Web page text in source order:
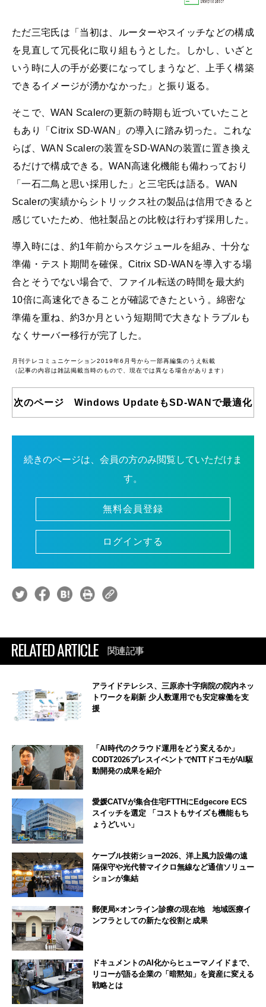
ただ三宅氏は「当初は、ルーターやスイッチなどの構成
を見直して冗長化に取り組もうとした。しかし、いざと
いう時に人の手が必要になってしまうなど、上手く構築
できるイメージが湧かなかった」と振り返る。
そこで、WAN Scalerの更新の時期も近づいていたこと
もあり「Citrix SD-WAN」の導入に踏み切った。これな
らば、WAN Scalerの装置をSD-WANの装置に置き換え
るだけで構成できる。WAN高速化機能も備わっており
「一石二鳥と思い採用した」と三宅氏は語る。WAN
Scalerの実績からシトリックス社の製品は信用できると
感じていたため、他社製品との比較は行わず採用した。
導入時には、約1年前からスケジュールを組み、十分な
準備・テスト期間を確保。Citrix SD-WANを導入する場
合とそうでない場合で、ファイル転送の時間を最大約
10倍に高速化できることが確認できたという。綿密な
準備を重ね、約3か月という短期間で大きなトラブルも
なくサーバー移行が完了した。
月刊テレコミュニケーション2019年6月号から一部再編集のうえ転載
（記事の内容は雑誌掲載当時のもので、現在では異なる場合があります）
次のページ Windows UpdateもSD-WANで最適化
続きのページは、会員の方のみ閲覧していただけま
す。
無料会員登録
ログインする
RELATED ARTICLE 関連記事
アライドテレシス、三原赤十字病院の院内ネッ
トワークを刷新 少人数運用でも安定稼働を支
援
「AI時代のクラウド運用をどう変えるか」
CODT2026プレスイベントでNTTドコモがAI駆
動開発の成果を紹介
愛媛CATVが集合住宅FTTHにEdgecore ECS
スイッチを選定 「コストもサイズも機能もち
ょうどいい」
ケーブル技術ショー2026、洋上風力設備の遠
隔保守や光代替マイクロ無線など通信ソリュー
ションが集結
郵便局×オンライン診療の現在地 地域医療イ
ンフラとしての新たな役割と成果
ドキュメントのAI化からヒューマノイドまで、
リコーが語る企業の「暗黙知」を資産に変える
戦略とは